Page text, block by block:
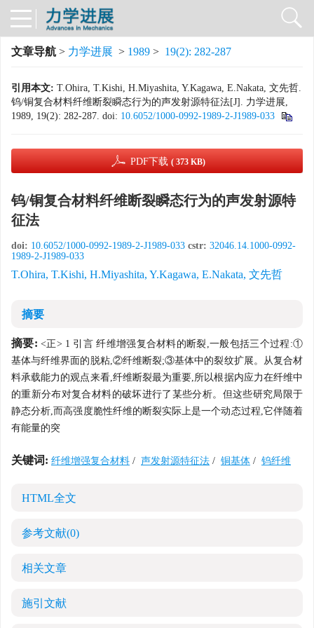
文章导航 > 力学进展 > 1989 > 19(2): 282-287
引用本文: T.Ohira, T.Kishi, H.Miyashita, Y.Kagawa, E.Nakata, 文先哲.
钨/铜复合材料纤维断裂瞬态行为的声发射源特征法[J]. 力学进展,
1989, 19(2): 282-287. doi: 10.6052/1000-0992-1989-2-J1989-033
PDF下载 ( 373 KB)
钨/铜复合材料纤维断裂瞬态行为的声发射源特
征法
doi: 10.6052/1000-0992-1989-2-J1989-033 cstr: 32046.14.1000-0992-
1989-2-J1989-033
T.Ohira, T.Kishi, H.Miyashita, Y.Kagawa, E.Nakata, 文先哲
摘要
摘要: <正> 1 引言 纤维增强复合材料的断裂,一般包括三个过程:①
基体与纤维界面的脱粘,②纤维断裂;③基体中的裂纹扩展。从复合材
料承载能力的观点来看,纤维断裂最为重要,所以根据内应力在纤维中
的重新分布对复合材料的破坏进行了某些分析。但这些研究局限于
静态分析,而高强度脆性纤维的断裂实际上是一个动态过程,它伴随着
有能量的突
关键词: 纤维增强复合材料 / 声发射源特征法 / 铜基体 / 钨纤维
HTML全文
参考文献(0)
相关文章
施引文献